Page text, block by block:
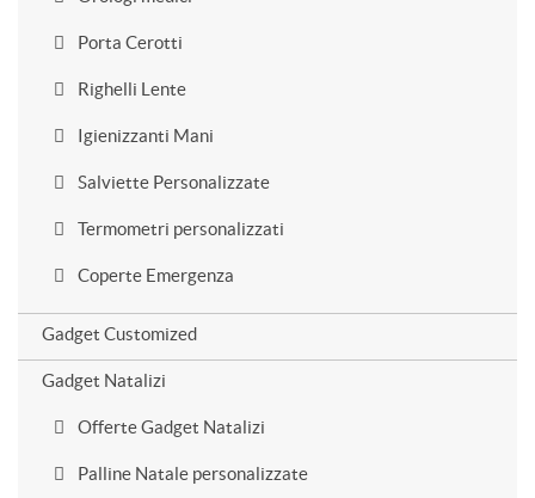
Porta Cerotti
Righelli Lente
Igienizzanti Mani
Salviette Personalizzate
Termometri personalizzati
Coperte Emergenza
Gadget Customized
Gadget Natalizi
Offerte Gadget Natalizi
Palline Natale personalizzate